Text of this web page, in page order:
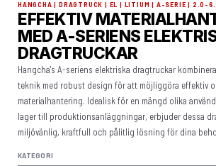
HANGCHA | DRAGTRUCK | EL | LITIUM | A-SERIE | 2.0-
EFFEKTIV
MED A-SERIENS
DRAGTRUCKAR
Hangcha's A-seriens elektriska dragtruckar
teknik med robust design för att möjliggöra effektiv
materialhantering. Idealisk för en mängd olika
lager till produktionsanläggningar, erbjuder dessa
miljövänlig, kraftfull och pålitlig lösning för dina
KATEGORI